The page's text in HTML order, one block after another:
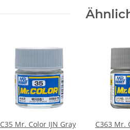
C35 Mr. Color IJN Gray
C363 Mr.